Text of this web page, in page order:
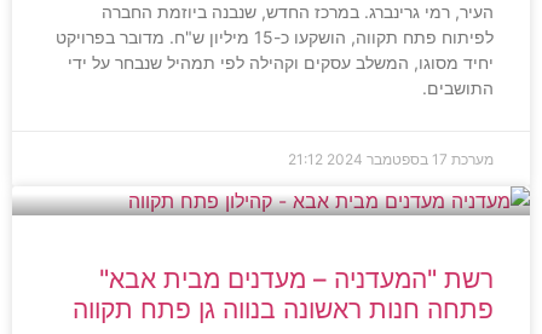
העיר, רמי גרינברג. במרכז החדש, שנבנה ביוזמת החברה
לפיתוח פתח תקווה, הושקעו כ-15 מיליון ש"ח. מדובר בפרויקט
יחיד מסוגו, המשלב עסקים וקהילה לפי תמהיל שנבחר על ידי
התושבים.
מערכת 17 בספטמבר 2024 21:12
רשת "המעדניה – מעדנים מבית אבא"
פתחה חנות ראשונה בנווה גן פתח תקווה